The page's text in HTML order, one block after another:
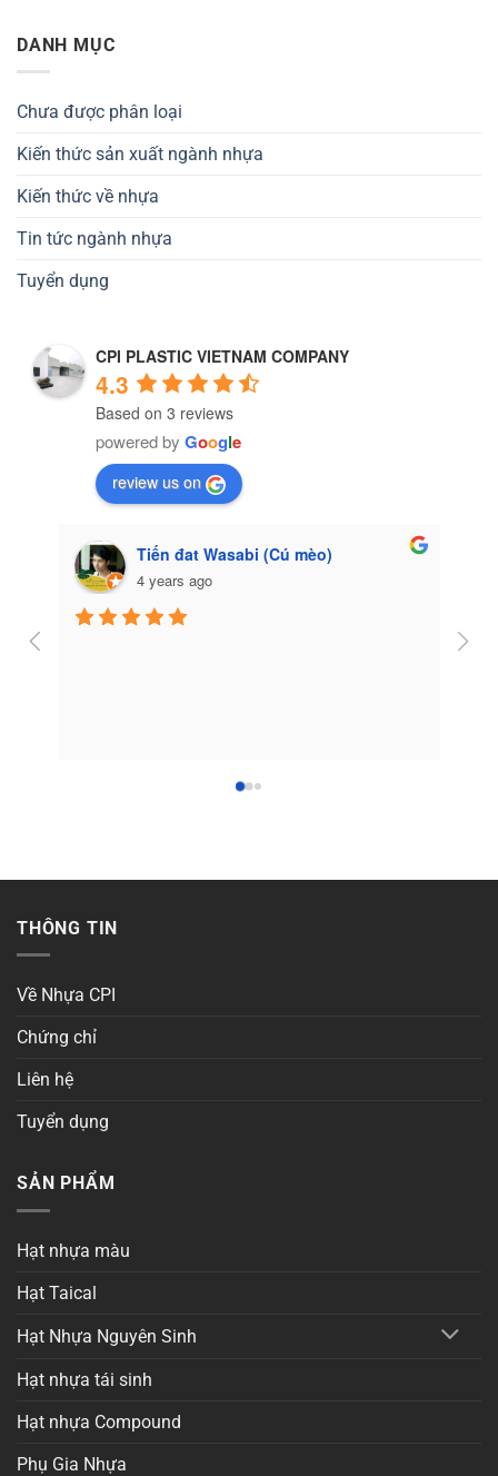
DANH MỤC
Chưa được phân loại
Kiến thức sản xuất ngành nhựa
Kiến thức về nhựa
Tin tức ngành nhựa
Tuyển dụng
CPI PLASTIC VIETNAM COMPANY
4.3
Based on 3 reviews
powered by Google
review us on
Tiến đat Wasabi (Cú mèo)
4 years ago
THÔNG TIN
Về Nhựa CPI
Chứng chỉ
Liên hệ
Tuyển dụng
SẢN PHẨM
Hạt nhựa màu
Hạt Taical
Hạt Nhựa Nguyên Sinh
Hạt nhựa tái sinh
Hạt nhựa Compound
Phụ Gia Nhựa